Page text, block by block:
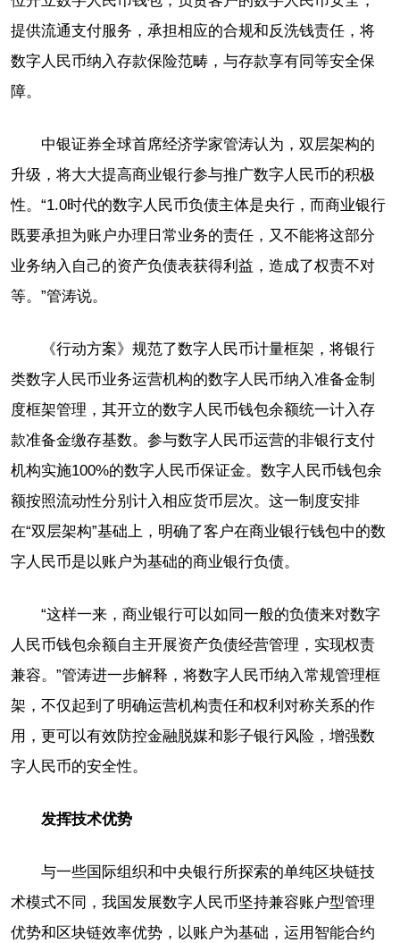
提供流通支付服务，承担相应的合规和反洗钱责任，将
数字人民币纳入存款保险范畴，与存款享有同等安全保
障。
中银证券全球首席经济学家管涛认为，双层架构的
升级，将大大提高商业银行参与推广数字人民币的积极
性。“1.0时代的数字人民币负债主体是央行，而商业银行
既要承担为账户办理日常业务的责任，又不能将这部分
业务纳入自己的资产负债表获得利益，造成了权责不对
等。”管涛说。
《行动方案》规范了数字人民币计量框架，将银行
类数字人民币业务运营机构的数字人民币纳入准备金制
度框架管理，其开立的数字人民币钱包余额统一计入存
款准备金缴存基数。参与数字人民币运营的非银行支付
机构实施100%的数字人民币保证金。数字人民币钱包余
额按照流动性分别计入相应货币层次。这一制度安排
在“双层架构”基础上，明确了客户在商业银行钱包中的数
字人民币是以账户为基础的商业银行负债。
“这样一来，商业银行可以如同一般的负债来对数字
人民币钱包余额自主开展资产负债经营管理，实现权责
兼容。”管涛进一步解释，将数字人民币纳入常规管理框
架，不仅起到了明确运营机构责任和权利对称关系的作
用，更可以有效防控金融脱媒和影子银行风险，增强数
字人民币的安全性。
发挥技术优势
与一些国际组织和中央银行所探索的单纯区块链技
术模式不同，我国发展数字人民币坚持兼容账户型管理
优势和区块链效率优势，以账户为基础，运用智能合约